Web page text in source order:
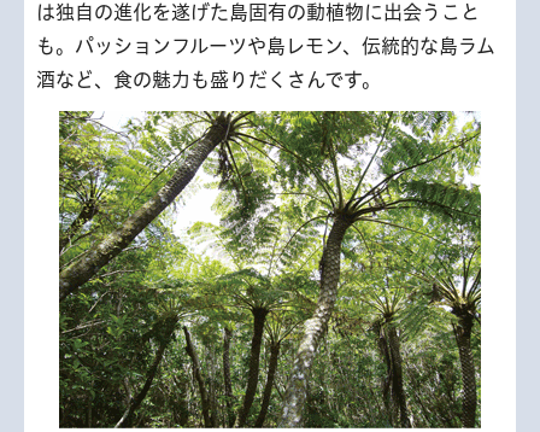
は独自の進化を遂げた島固有の動植物に出会うこと
も。パッションフルーツや島レモン、伝統的な島ラム
酒など、食の魅力も盛りだくさんです。